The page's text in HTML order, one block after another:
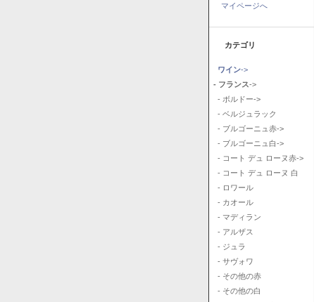
マイページへ
カテゴリ
ワイン->
- フランス->
- ボルドー->
- ベルジュラック
- ブルゴーニュ赤->
- ブルゴーニュ白->
- コート デュ ローヌ赤->
- コート デュ ローヌ 白
- ロワール
- カオール
- マディラン
- アルザス
- ジュラ
- サヴォワ
- その他の赤
- その他の白